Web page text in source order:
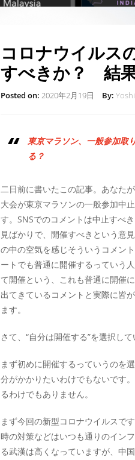
コロナウイルス
すべきか？ 結
Posted on: 2020年2月19日 By: Yoshi
東京マラソン、一般参加取
る？
二日前に書いたこの記事。あなた
大会が東京マラソンの一般参加中
す。SNSでのコメントは中止すべ
見ばかりで、開催すべきという意
の中の空気を感じそういうコメン
ートでも普通に開催するっていう
て開催という、これも普通に開催
出てきているコメントと実際に皆
ます。
さて、“自分は開催する”を選択し
まず初めに開催するっていうのを
分がかかりたいわけでもないです
るわけでもありません。
まず今回の新型コロナウイルスで
時の対策などはいつも通りのイン
る武漢は高くなっていますが、中